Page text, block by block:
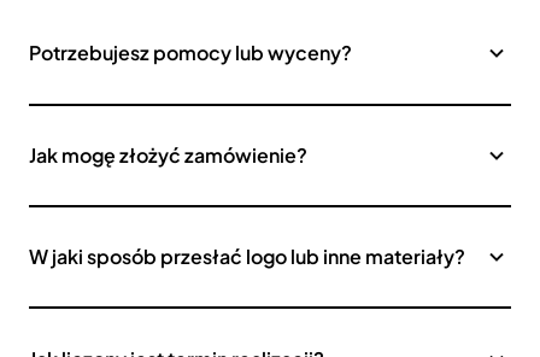
Potrzebujesz pomocy lub wyceny?
Jak mogę złożyć zamówienie?
W jaki sposób przesłać logo lub inne materiały?